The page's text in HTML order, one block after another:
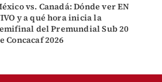
vs. Canadá: Dónde ver EN
y a qué hora inicia la
del Premundial Sub 20
Concacaf 2026